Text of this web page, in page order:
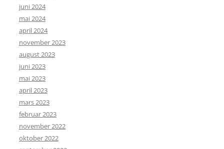
juni 2024
mai 2024
april 2024
november 2023
august 2023
juni 2023
mai 2023
april 2023
mars 2023
februar 2023
november 2022
oktober 2022